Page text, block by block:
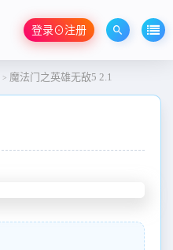
登录⊙注册
> 魔法门之英雄无敌5 2.1